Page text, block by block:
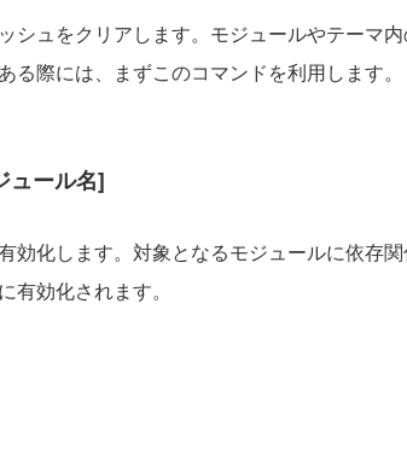
シュをクリアします。モジュールやテーマ
る際には、まずこのコマンドを利用します。
ュール名]
効化します。対象となるモジュールに依存
有効化されます。